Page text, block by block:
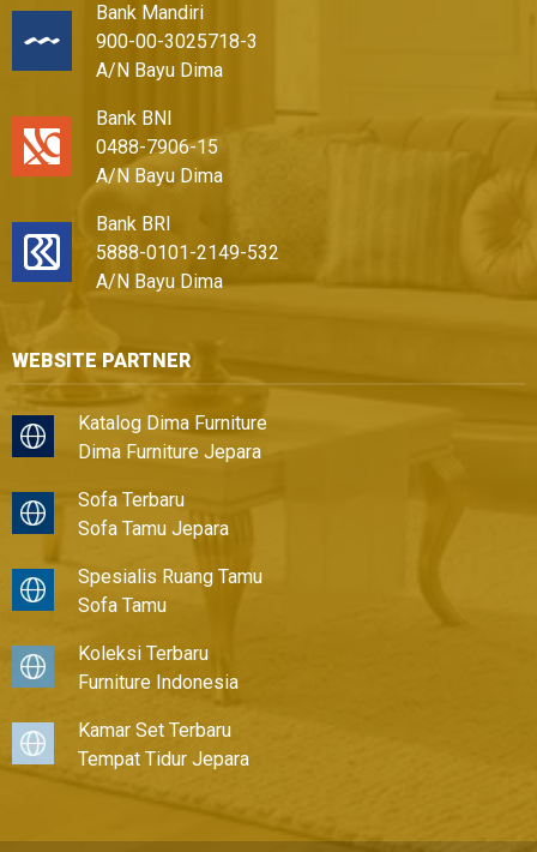
Bank Mandiri
900-00-3025718-3
A/N Bayu Dima
Bank BNI
0488-7906-15
A/N Bayu Dima
Bank BRI
5888-0101-2149-532
A/N Bayu Dima
WEBSITE PARTNER
Katalog Dima Furniture
Dima Furniture Jepara
Sofa Terbaru
Sofa Tamu Jepara
Spesialis Ruang Tamu
Sofa Tamu
Koleksi Terbaru
Furniture Indonesia
Kamar Set Terbaru
Tempat Tidur Jepara